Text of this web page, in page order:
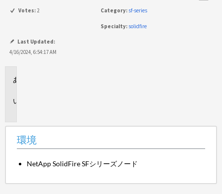
Votes: 2 Category: sf-series
Specialty: solidfire
Last Updated:
4/16/2024, 6:54:17 AM
環境
NetApp SolidFire SFシリーズノード